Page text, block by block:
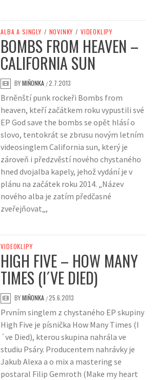
ALBA A SINGLY / NOVINKY / VIDEOKLIPY
BOMBS FROM HEAVEN –
CALIFORNIA SUN
BYMIŇONKA /2.7.2013
Brněnští punk rockeři Bombs from
heaven, kteří začátkem roku vypustili své
EP God save the bombs se opět hlásí o
slovo, tentokrát se zbrusu novým letním
videosinglem California sun, který je
zároveň i předzvěstí nového chystaného
hned dvojalba kapely, jehož vydání je v
plánu na začátek roku 2014. „Název
nového alba je zatím předčasné
zveřejňovat„,
VIDEOKLIPY
HIGH FIVE – HOW MANY
TIMES (I´VE DIED)
BYMIŇONKA /25.6.2013
Prvním singlem z chystaného EP skupiny
High Five je písnička How Many Times (I
´ve Died), kterou skupina nahrála ve
studiu Psáry. Producentem nahrávky je
Jakub Alexa a o mix a mastering se
postaral Filip Gemroth (Make my heart